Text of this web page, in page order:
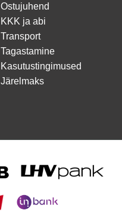
Ostujuhend
KKK ja abi
Transport
Tagastamine
Kasutustingimused
Järelmaks